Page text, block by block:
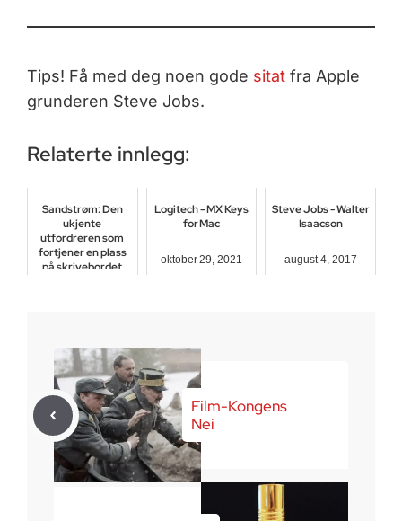
Tips! Få med deg noen gode sitatfra Apple
grunderen Steve Jobs.
Relaterte innlegg:
Sandstrøm: Den
ukjente
utfordreren som
fortjener en plass
på skrivebordet
Logitech - MX Keys
for Mac
oktober 29, 2021
Steve Jobs - Walter
Isaacson
august 4, 2017
Film-Kongens
Nei